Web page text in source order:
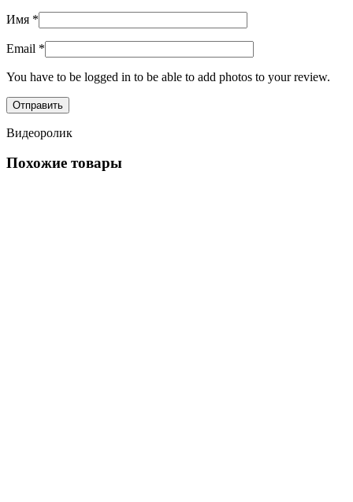
Имя *
Email *
You have to be logged in to be able to add photos to your review.
Видеоролик
Похожие товары